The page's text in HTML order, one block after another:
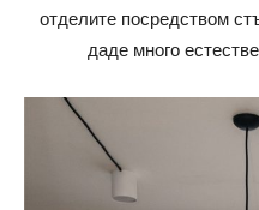
отделите посредством
даде много